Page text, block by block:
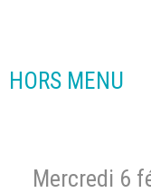
HORS MENU
Mercredi 6